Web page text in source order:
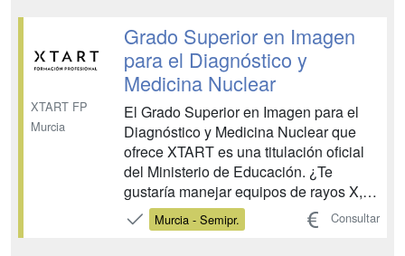
aprenderás a usar tecnología avanzada
para incorporarte a hospitales, cl...
XTART FP
Murcia
Grado Superior en Imagen
para el Diagnóstico y
Medicina Nuclear
El Grado Superior en Imagen para el
Diagnóstico y Medicina Nuclear que
ofrece XTART es una titulación oficial
del Ministerio de Educación. ¿Te
gustaría manejar equipos de rayos X,
de resonancia magnética y de medicina
nuclear? ¿Colaborar en la realización
Murcia - Semipr. Consultar